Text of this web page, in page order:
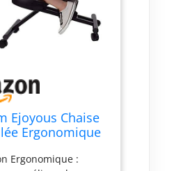
Ejoyous Chaise
Ergonomique
Ergonomique :